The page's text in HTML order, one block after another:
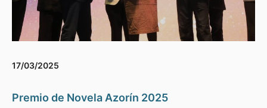
17/03/2025
Premio de Novela Azorín 2025